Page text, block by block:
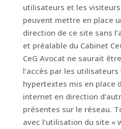
utilisateurs et les
peuvent mettre en place
direction de ce site sans
et préalable du Cabinet
CeG Avocat ne saurait
l’accès par les
hypertextes mis en place
internet en direction
présentes sur le réseau.
avec l’utilisation du site «